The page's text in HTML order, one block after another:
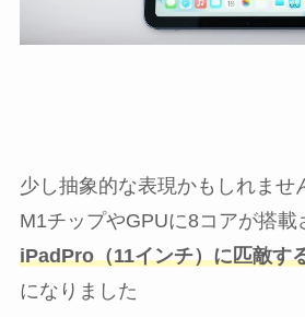
少し抽象的な表現かもしれませ
M1チップやGPUに8コアが搭載
iPadPro（11インチ）に匹敵す
になりました